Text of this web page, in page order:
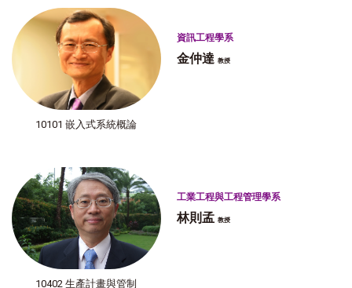
資訊工程學系
金仲達 教授
10101 嵌入式系統概論
工業工程與工程管理學系
林則孟 教授
10402 生產計畫與管制